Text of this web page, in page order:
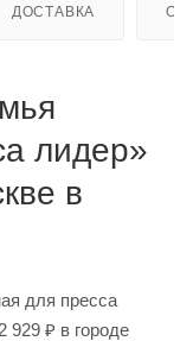
ДОСТАВКА
лидер»
в
для пресса
929 ₽ в городе